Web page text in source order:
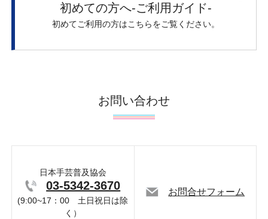
初めての方へ-ご利用ガイド-
初めてご利用の方はこちらをご覧ください。
お問い合わせ
日本手芸普及協会
03-5342-3670
(9:00~17：00 土日祝日は除
く）
お問合せフォーム